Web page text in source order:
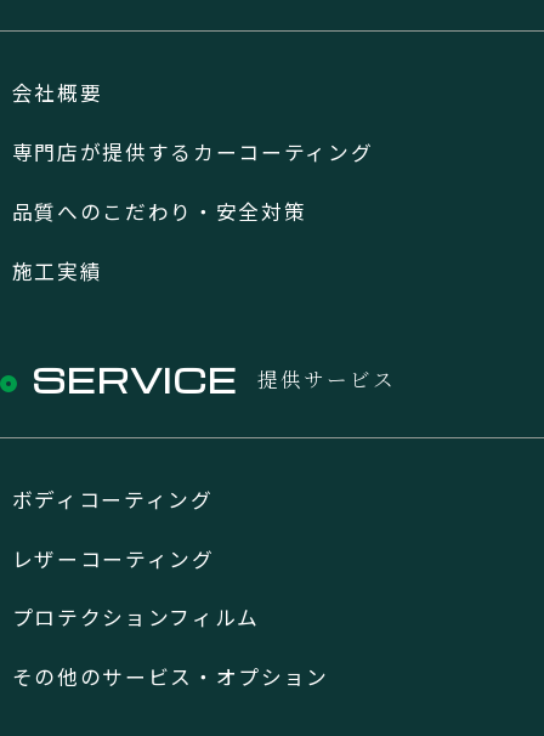
会社概要
専門店が提供するカーコーティング
品質へのこだわり・安全対策
施工実績
SERVICE 提供サービス
ボディコーティング
レザーコーティング
プロテクションフィルム
その他のサービス・オプション